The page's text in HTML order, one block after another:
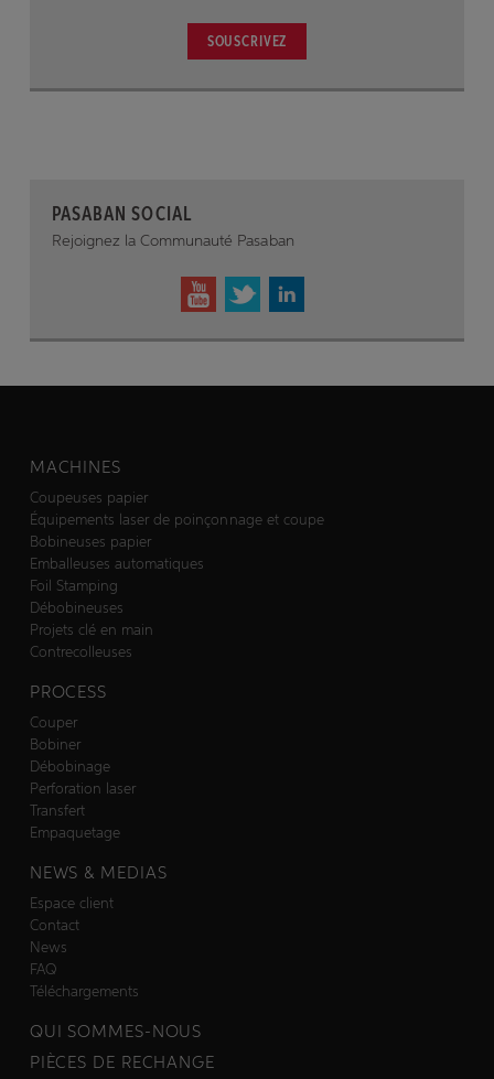
SOUSCRIVEZ
PASABAN SOCIAL
Rejoignez la Communauté Pasaban
MACHINES
Coupeuses papier
Équipements laser de poinçonnage et coupe
Bobineuses papier
Emballeuses automatiques
Foil Stamping
Débobineuses
Projets clé en main
Contrecolleuses
PROCESS
Couper
Bobiner
Débobinage
Perforation laser
Transfert
Empaquetage
NEWS & MEDIAS
Espace client
Contact
News
FAQ
Téléchargements
QUI SOMMES-NOUS
PIÈCES DE RECHANGE